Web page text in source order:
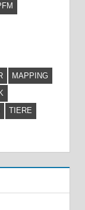
MAPPING
TIERE